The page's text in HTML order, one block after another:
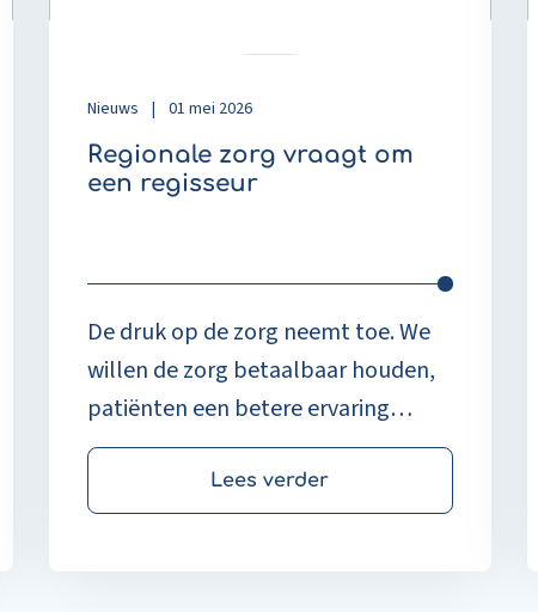
Nieuws | 01 mei 2026
Regionale zorg vraagt om
een regisseur
De druk op de zorg neemt toe. We
willen de zorg betaalbaar houden,
patiënten een betere ervaring
bieden en zorgverleners ontlasten.
Tegelijkertijd verschuift de focus
steeds meer van ziekte naar
Lees verder